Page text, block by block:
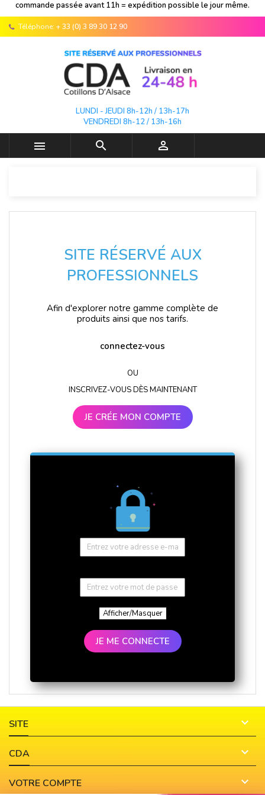
commande passée avant 11h = expédition possible le jour même.
Téléphone: + 33 (0) 3 89 30 12 90
LUNDI - JEUDI 8h-12h / 13h-17h
VENDREDI 8h-12 / 13h-16h
  
SITE RÉSERVÉ AUX
PROFESSIONNELS
Afin d'explorer notre gamme complète de
produits ainsi que nos tarifs.
connectez-vous
OU
INSCRIVEZ-VOUS DÈS MAINTENANT
JE CRÉE MON COMPTE
Afficher/Masquer
JE ME CONNECTE
SITE 
CDA 
VOTRE COMPTE 